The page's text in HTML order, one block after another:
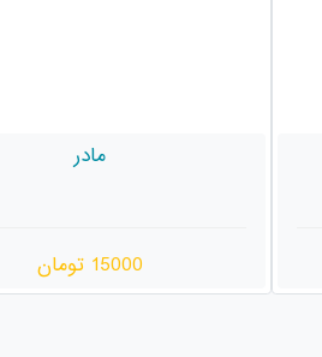
باور
15000 تومان